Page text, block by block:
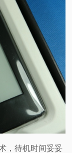
，待机时间妥妥